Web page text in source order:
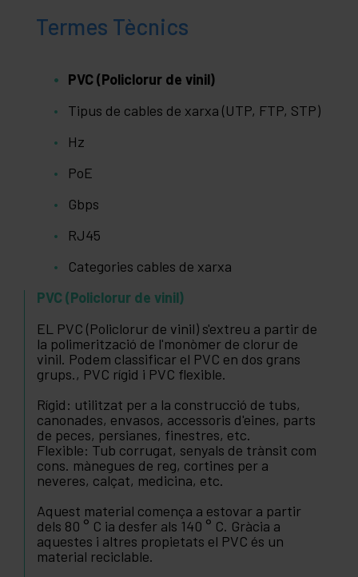
Termes Tècnics
PVC (Policlorur de vinil)
Tipus de cables de xarxa (UTP, FTP, STP)
Hz
PoE
Gbps
RJ45
Categories cables de xarxa
PVC (Policlorur de vinil)
EL PVC (Policlorur de vinil) s'extreu a partir de
la polimerització de l'monòmer de clorur de
vinil. Podem classificar el PVC en dos grans
grups., PVC rígid i PVC flexible.
Rígid: utilitzat per a la construcció de tubs,
canonades, envasos, accessoris d'eines, parts
de peces, persianes, finestres, etc.
Flexible: Tub corrugat, senyals de trànsit com
cons. mànegues de reg, cortines per a
neveres, calçat, medicina, etc.
Aquest material comença a estovar a partir
dels 80 ° C ia desfer als 140 ° C. Gràcia a
aquestes i altres propietats el PVC és un
material reciclable.